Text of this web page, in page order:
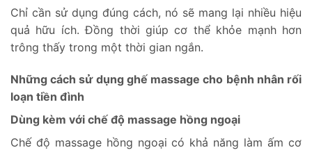
Chỉ cần sử dụng đúng cách, nó sẽ mang lại nhiều hiệu
quả hữu ích. Đồng thời giúp cơ thể khỏe mạnh hơn
trông thấy trong một thời gian ngắn.
Những cách sử dụng ghế massage cho bệnh nhân rối
loạn tiền đình
Dùng kèm với chế độ massage hồng ngoại
Chế độ massage hồng ngoại có khả năng làm ấm cơ